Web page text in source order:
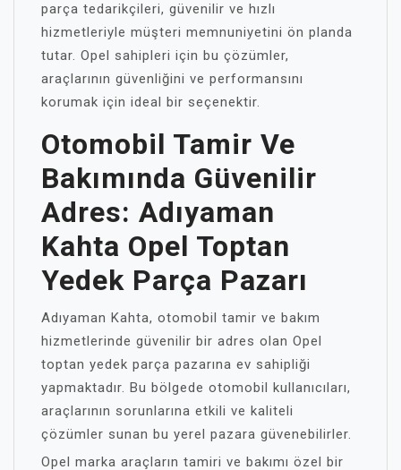
parça tedarikçileri, güvenilir ve hızlı
hizmetleriyle müşteri memnuniyetini ön planda
tutar. Opel sahipleri için bu çözümler,
araçlarının güvenliğini ve performansını
korumak için ideal bir seçenektir.
Otomobil Tamir Ve
Bakımında Güvenilir
Adres: Adıyaman
Kahta Opel Toptan
Yedek Parça Pazarı
Adıyaman Kahta, otomobil tamir ve bakım
hizmetlerinde güvenilir bir adres olan Opel
toptan yedek parça pazarına ev sahipliği
yapmaktadır. Bu bölgede otomobil kullanıcıları,
araçlarının sorunlarına etkili ve kaliteli
çözümler sunan bu yerel pazara güvenebilirler.
Opel marka araçların tamiri ve bakımı özel bir